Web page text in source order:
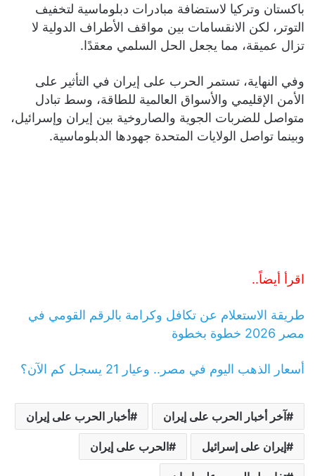
باكستان وتركيا لاستضافة مبادرات دبلوماسية لتخفيف
التوتر، لكن الانقسامات بين مواقف الأطراف الدولية لا
تزال عميقة، مما يجعل الحل السلمي معقدًا.
وفي النهاية، تستمر الحرب على إيران في التأثير على
الأمن الإقليمي والأسواق العالمية للطاقة، وسط تبادل
متواصل للضربات الجوية والصاروخية بين إيران وإسرائيل،
وبينما تواصل الولايات المتحدة جهودها الدبلوماسية.
اقرأ أيضاً..
طريقة الاستعلام عن تكافل وكرامة بالرقم القومي في
مصر 2026 خطوة بخطوة
أسعار الذهب اليوم في مصر.. وعيار 21 يسجل كم الآن؟
آخر أخبار الحرب على إيران أخبار الحرب على إيران
إيران على إسرائيل الحرب على إيران